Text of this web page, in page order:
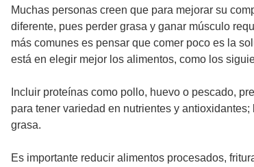
Muchas personas creen que para mejorar su
diferente, pues perder grasa y ganar músculo
más comunes es pensar que comer poco es la
está en elegir mejor los alimentos, como los
Incluir proteínas como pollo, huevo o pescado,
para tener variedad en nutrientes y
grasa.
Es importante reducir alimentos procesados,